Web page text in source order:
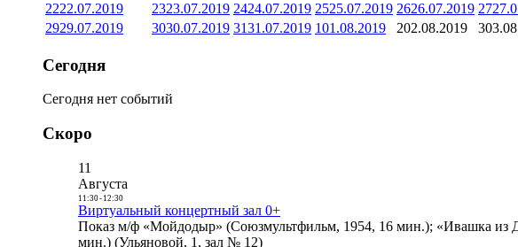
2222.07.2019 2323.07.2019 2424.07.2019 2525.07.2019 2626.07.2019 27
2929.07.2019 3030.07.2019 3131.07.2019 101.08.2019 202.08.2019 3
Сегодня
Сегодня нет событий
Скоро
11
Августа
11:30- 12:30
Виртуальный концертный зал 0+
Показ м/ф «Мойдодыр» (Союзмультфильм, 1954, 16 мин.); «Ивашка из
мин.) (Ульяновой, 1, зал № 12)